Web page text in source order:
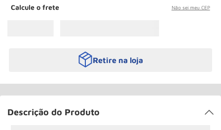
Calcule o frete Não sei meu CEP
Retire na loja
Descrição do Produto